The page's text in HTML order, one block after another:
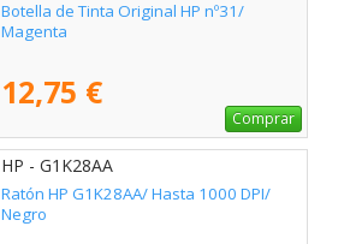
Botella de Tinta Original HP nº31/
Magenta
12,75 €
Comprar
HP - G1K28AA
Ratón HP G1K28AA/ Hasta 1000 DPI/
Negro